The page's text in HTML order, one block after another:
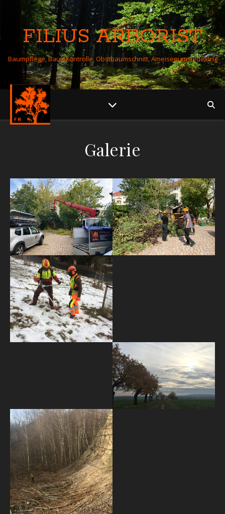
FILIUS ARBORIST
Baumpflege, Baumkontrolle, Obstbaumschnitt, Ameisenumsiedelung
Galerie